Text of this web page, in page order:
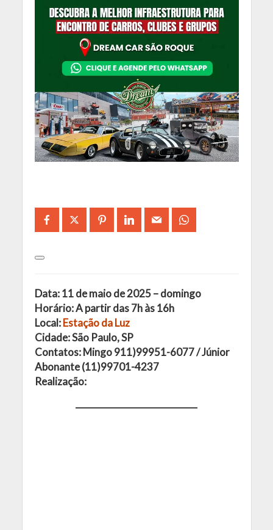
Data: 11 de maio de 2025 – domingo
Horário: A partir das 7h às 16h
Local:Estação da Luz
Cidade: São Paulo, SP
Contatos: Mingo 911)99951-6077 / Júnior
Abonante (11)99701-4237
Realização: